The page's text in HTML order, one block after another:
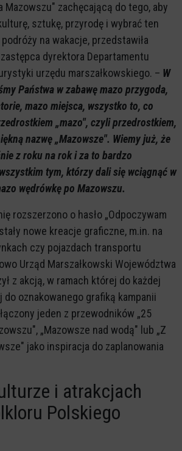
Mazowszu" zachęcającą do tego, aby
sztukę, przyrodę i wybrać ten
na wakacje, przedstawiła
dyrektora Departamentu
urzędu marszałkowskiego. – W
Państwa w zabawę mazo przygoda,
mazo miejsca, wszystko to, co
„mazo", czyli przedrostkiem,
nazwę „Mazowsze". Wiemy już, że
z roku na rok i za to bardzo
tym, którzy dali się wciągnąć w
wędrówkę po Mazowszu.
rozszerzono o hasło „Odpoczywam
nowe kreacje graficzne, m.in. na
czy pojazdach transportu
Urząd Marszałkowski Województwa
z akcją, w ramach której do każdej
oznakowanego grafiką kampanii
jeden z przewodników „25
„Mazowsze nad wodą" lub „Z
jako inspiracja do zaplanowania
i atrakcjach
Polskiego